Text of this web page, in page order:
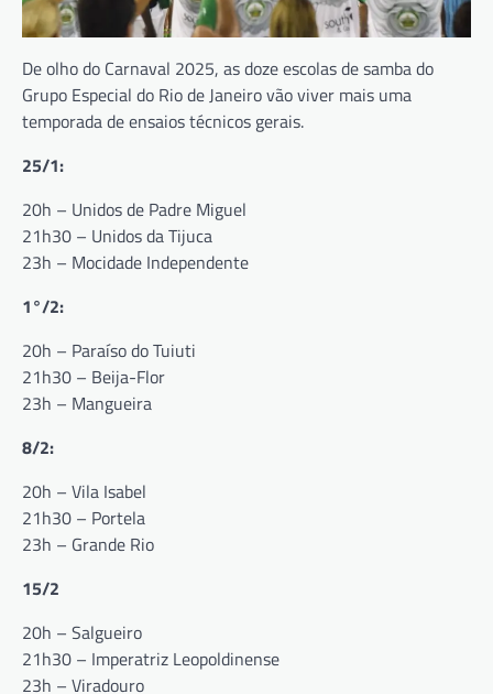
De olho do Carnaval 2025, as doze escolas de samba do
Grupo Especial do Rio de Janeiro vão viver mais uma
temporada de ensaios técnicos gerais.
25/1:
20h – Unidos de Padre Miguel
21h30 – Unidos da Tijuca
23h – Mocidade Independente
1°/2:
20h – Paraíso do Tuiuti
21h30 – Beija-Flor
23h – Mangueira
8/2:
20h – Vila Isabel
21h30 – Portela
23h – Grande Rio
15/2
20h – Salgueiro
21h30 – Imperatriz Leopoldinense
23h – Viradouro